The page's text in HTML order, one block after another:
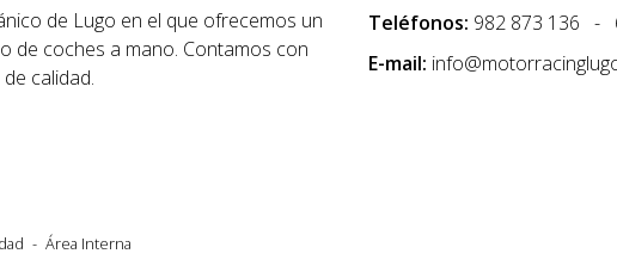
de Lugo en el que ofrecemos un
de coches a mano. Contamos con
calidad.
Teléfonos: 982 873 136 -
E-mail:
- Área Interna